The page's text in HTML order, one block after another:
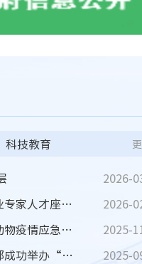
科技教育
2026-
2026-
市农业农村局举办抚顺市农业专家人才座谈会
2025-
辽宁省抚顺市成功举办重大动物疫情应急培训与演练暨动物疫病防控工作会议
2025-
抚顺市农业农村局第二党支部成功举办“支部争鸣”争优赛